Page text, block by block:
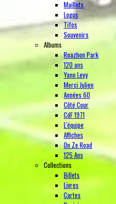
Maillots
Logos
Tifos
Souvenirs
Albums
Roazhon Park
120 ans
Yann Levy
Merci Julien
Années 60
Côté Cour
CdF 1971
L'équipe
Affiches
On Ze Road
125 Ans
Collections
Billets
Livres
Cartes